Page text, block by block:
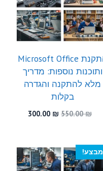
התקנת Microsoft Office
ותוכנות נוספות: מדריך
מלא להתקנה והגדרה
בקלות
550.00₪
המחיר
550.00 ₪.
300.00 ₪
המחיר
300.00 ₪.
מבצע!